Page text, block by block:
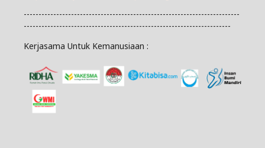
-------------------------------------------------------------------------
----------------------------------------------------------------------
Kerjasama Untuk Kemanusiaan :